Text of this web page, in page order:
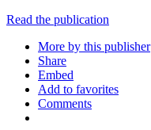
Read the publication
More by this publisher
Share
Embed
Add to favorites
Comments